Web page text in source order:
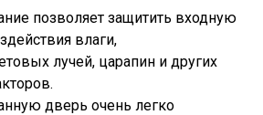
позволяет защитить входную
влаги,
лучей, царапин и других
дверь очень легко